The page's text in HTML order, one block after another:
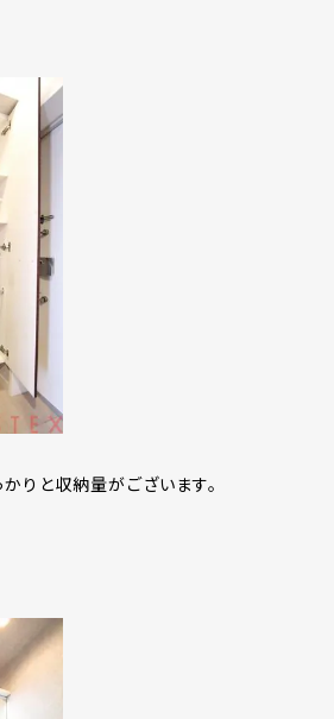
りと収納量がございます。